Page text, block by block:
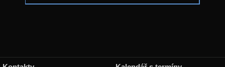
Zadání 4. série
Zadání 3. série